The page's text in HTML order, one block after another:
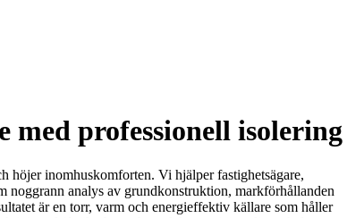
professionell isolering
höjer inomhuskomforten. Vi hjälper fastighetsägare,
noggrann analys av grundkonstruktion, markförhållanden
är en torr, varm och energieffektiv källare som håller